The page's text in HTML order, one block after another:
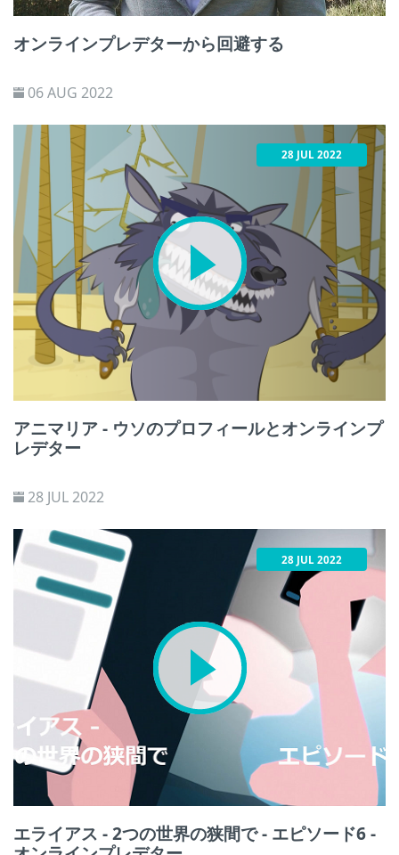
オンラインプレデターから回避する
06 AUG 2022
28 JUL 2022
アニマリア - ウソのプロフィールとオンラインプ
レデター
28 JUL 2022
28 JUL 2022
エライアス - 2つの世界の狭間で - エピソード6 -